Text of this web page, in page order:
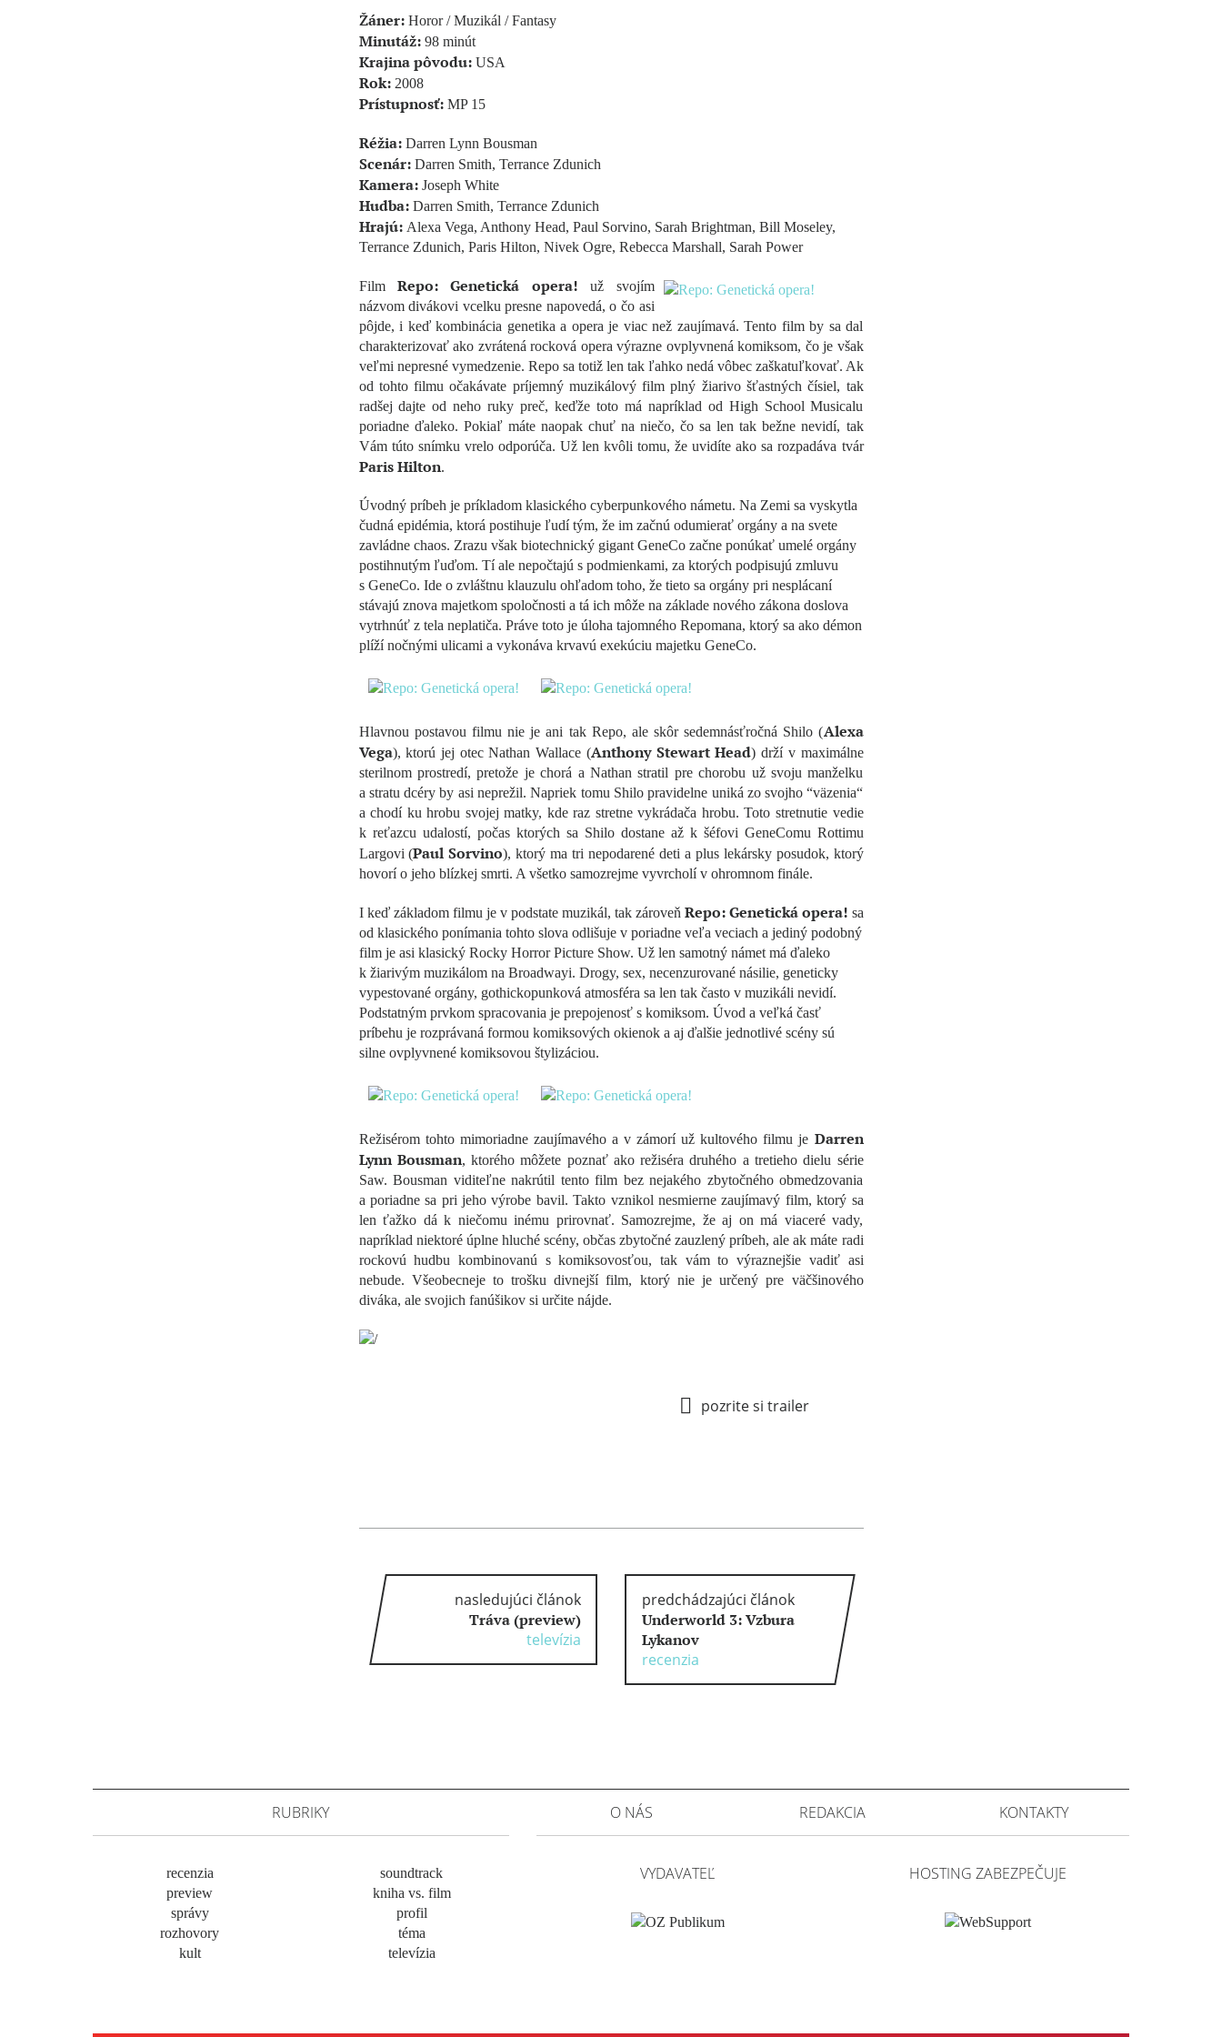
Žáner:Horor / Muzikál / Fantasy
Minutáž:98 minút
Krajina pôvodu:USA
Rok:2008
Prístupnosť:MP 15
Réžia: Darren Lynn Bousman
Scenár: Darren Smith, Terrance Zdunich
Kamera: Joseph White
Hudba: Darren Smith, Terrance Zdunich
Hrajú: Alexa Vega, Anthony Head, Paul Sorvino, Sarah Brightman, Bill Moseley,
Terrance Zdunich, Paris Hilton, Nivek Ogre, Rebecca Marshall, Sarah Power
Film Repo: Genetická opera! už svojím
názvom divákovi vcelku presne napovedá, o čo asi
pôjde, i keď kombinácia genetika a opera je viac než zaujímavá. Tento film by sa dal
charakterizovať ako zvrátená rocková opera výrazne ovplyvnená komiksom, čo je však
veľmi nepresné vymedzenie. Repo sa totiž len tak ľahko nedá vôbec zaškatuľkovať. Ak
od tohto filmu očakávate príjemný muzikálový film plný žiarivo šťastných čísiel, tak
radšej dajte od neho ruky preč, keďže toto má napríklad od High School Musicalu
poriadne ďaleko. Pokiaľ máte naopak chuť na niečo, čo sa len tak bežne nevidí, tak
Vám túto snímku vrelo odporúča. Už len kvôli tomu, že uvidíte ako sa rozpadáva tvár
Paris Hilton.
Úvodný príbeh je príkladom klasického cyberpunkového námetu. Na Zemi sa vyskytla
čudná epidémia, ktorá postihuje ľudí tým, že im začnú odumierať orgány a na svete
zavládne chaos. Zrazu však biotechnický gigant GeneCo začne ponúkať umelé orgány
postihnutým ľuďom. Tí ale nepočtajú s podmienkami, za ktorých podpisujú zmluvu
s GeneCo. Ide o zvláštnu klauzulu ohľadom toho, že tieto sa orgány pri nesplácaní
stávajú znova majetkom spoločnosti a tá ich môže na základe nového zákona doslova
vytrhnúť z tela neplatiča. Práve toto je úloha tajomného Repomana, ktorý sa ako démon
plíží nočnými ulicami a vykonáva krvavú exekúciu majetku GeneCo.
Hlavnou postavou filmu nie je ani tak Repo, ale skôr sedemnásťročná Shilo (Alexa
Vega), ktorú jej otec Nathan Wallace (Anthony Stewart Head) drží v maximálne
sterilnom prostredí, pretože je chorá a Nathan stratil pre chorobu už svoju manželku
a stratu dcéry by asi neprežil. Napriek tomu Shilo pravidelne uniká zo svojho “väzenia“
a chodí ku hrobu svojej matky, kde raz stretne vykrádača hrobu. Toto stretnutie vedie
k reťazcu udalostí, počas ktorých sa Shilo dostane až k šéfovi GeneComu Rottimu
Largovi (Paul Sorvino), ktorý ma tri nepodarené deti a plus lekársky posudok, ktorý
hovorí o jeho blízkej smrti. A všetko samozrejme vyvrcholí v ohromnom finále.
I keď základom filmu je v podstate muzikál, tak zároveň Repo: Genetická opera! sa
od klasického ponímania tohto slova odlišuje v poriadne veľa veciach a jediný podobný
film je asi klasický Rocky Horror Picture Show. Už len samotný námet má ďaleko
k žiarivým muzikálom na Broadwayi. Drogy, sex, necenzurované násilie, geneticky
vypestované orgány, gothickopunková atmosféra sa len tak často v muzikáli nevidí.
Podstatným prvkom spracovania je prepojenosť s komiksom. Úvod a veľká časť
príbehu je rozprávaná formou komiksových okienok a aj ďalšie jednotlivé scény sú
silne ovplyvnené komiksovou štylizáciou.
Režisérom tohto mimoriadne zaujímavého a v zámorí už kultového filmu je Darren
Lynn Bousman, ktorého môžete poznať ako režiséra druhého a tretieho dielu série
Saw. Bousman viditeľne nakrútil tento film bez nejakého zbytočného obmedzovania
a poriadne sa pri jeho výrobe bavil. Takto vznikol nesmierne zaujímavý film, ktorý sa
len ťažko dá k niečomu inému prirovnať. Samozrejme, že aj on má viaceré vady,
napríklad niektoré úplne hluché scény, občas zbytočné zauzlený príbeh, ale ak máte radi
rockovú hudbu kombinovanú s komiksovosťou, tak vám to výraznejšie vadiť asi
nebude. Všeobecneje to trošku divnejší film, ktorý nie je určený pre väčšinového
diváka, ale svojich fanúšikov si určite nájde.
pozrite si trailer
nasledujúci článok
Tráva (preview)
televízia
predchádzajúci článok
Underworld 3: Vzbura
Lykanov
recenzia
O NÁS REDAKCIA KONTAKTY
VYDAVATEĽ HOSTING ZABEZPEČUJE
RUBRIKY
recenzia
preview
správy
rozhovory
kult
soundtrack
kniha vs. film
profil
téma
televízia